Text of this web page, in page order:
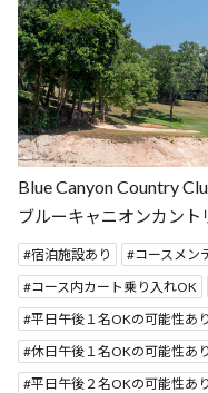
Blue Canyon Country
ブルーキャニオンカン
宿泊施設あり
コースメン
コース内カート乗り入れOK
平日午後１名OKの可能性あり
休日午後１名OKの可能性あり
平日午後２名OKの可能性あり